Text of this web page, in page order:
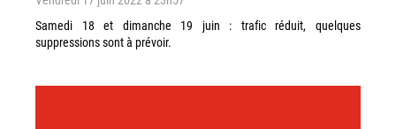
Samedi 18 et dimanche 19 juin : trafic réduit, quelques
suppressions sont à prévoir.